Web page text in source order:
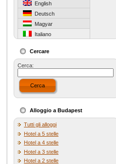
English
Deutsch
Magyar
Italiano
Cercare
Cerca:
Cerca
Alloggio a Budapest
Tutti gli alloggi
Hotel a 5 stelle
Hotel a 4 stelle
Hotel a 3 stelle
Hotel a 2 stelle